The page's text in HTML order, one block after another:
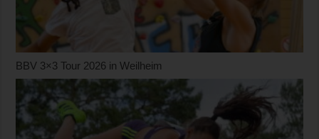
BBV 3×3 Tour 2026 in Weilheim